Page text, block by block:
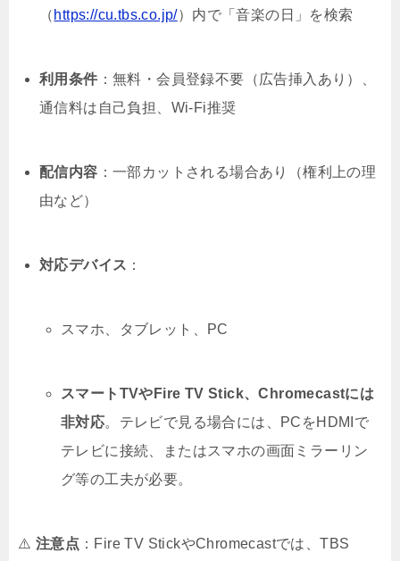
（ https://cu.tbs.co.jp/）内で「音楽の日」を検索
利用条件 ：無料・会員登録不要（広告挿入あり）、
通信料は自己負担、Wi-Fi推奨
配信内容 ：一部カットされる場合あり（権利上の理
由など）
対応デバイス ：
スマホ、タブレット、PC
スマートTVやFire TV Stick、Chromecastには
非対応。テレビで見る場合には、PCをHDMIで
テレビに接続、またはスマホの画面ミラーリン
グ等の工夫が必要。
⚠️ 注意点 ：Fire TV StickやChromecastでは、TBS